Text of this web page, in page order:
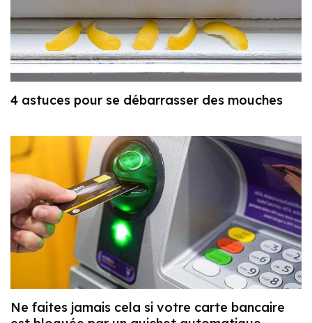
4 astuces pour se débarrasser des mouches
Ne faites jamais cela si votre carte bancaire